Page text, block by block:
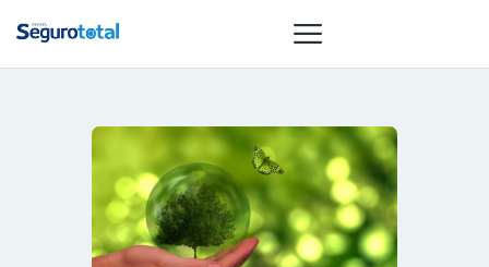
NOTÍCIAS
REVISTA
ESPECIAIS
GAIVOTA DE